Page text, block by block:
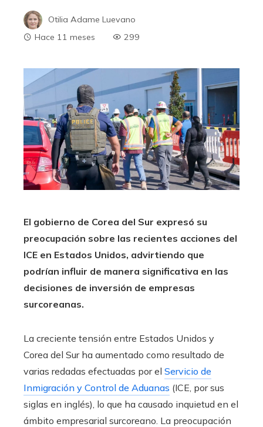
Otilia Adame Luevano
Hace 11 meses
299
El gobierno de Corea del Sur expresó su
preocupación sobre las recientes acciones del
ICE en Estados Unidos, advirtiendo que
podrían influir de manera significativa en las
decisiones de inversión de empresas
surcoreanas.
La creciente tensión entre Estados Unidos y
Corea del Sur ha aumentado como resultado de
varias redadas efectuadas por el Servicio de
Inmigración y Control de Aduanas (ICE, por sus
siglas en inglés), lo que ha causado inquietud en el
ámbito empresarial surcoreano. La preocupación